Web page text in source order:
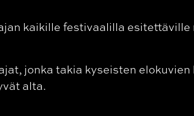
kaikille festivaalilla
jonka takia kyseisten
alta.